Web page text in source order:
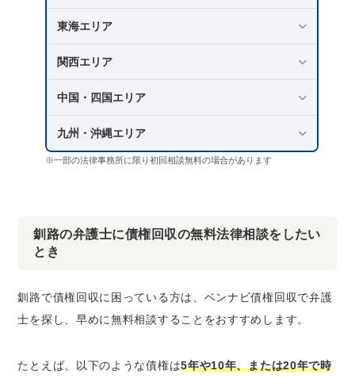
東海エリア
関西エリア
中国・四国エリア
九州・沖縄エリア
※一部の法律事務所に限り初回相談無料の場合があります
釧路の弁護士に債権回収の無料法律相談をしたい
とき
釧路で債権回収に困っている方は、ベンナビ債権回収で弁護
士を探し、早めに無料相談することをおすすめします。
たとえば、以下のような債権は5年や10年、または20年で時